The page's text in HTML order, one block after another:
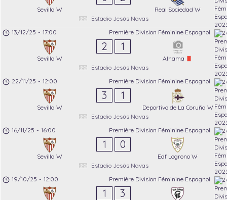
Sevilla W
Real Sociedad W
Estadio Jesús Navas
Première Division Féminine Espagnol
13/12/25 - 17:00
Sevilla W
2 1
Alhama
Estadio Jesús Navas
Première Division Féminine Espagnol
22/11/25 - 12:00
Sevilla W
3 1
Deportivo de La Coruña W
Estadio Jesús Navas
Première Division Féminine Espagnol
16/11/25 - 16:00
Sevilla W
1 0
Edf Logrono W
Estadio Jesús Navas
Première Division Féminine Espagnol
19/10/25 - 12:00
1 3